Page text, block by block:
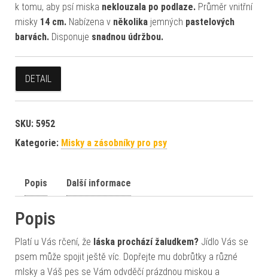
k tomu, aby psí miska neklouzala po podlaze. Průměr vnitřní
misky 14 cm. Nabízena v několika jemných pastelových
barvách. Disponuje snadnou údržbou.
DETAIL
SKU: 5952
Kategorie: Misky a zásobníky pro psy
Popis Další informace
Popis
Platí u Vás rčení, že láska prochází žaludkem? Jídlo Vás se
psem může spojit ještě víc. Dopřejte mu dobrůtky a různé
mlsky a Váš pes se Vám odvděčí prázdnou miskou a